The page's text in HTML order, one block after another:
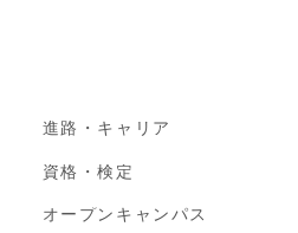
進路・キャリア
資格・検定
オープンキャンパス